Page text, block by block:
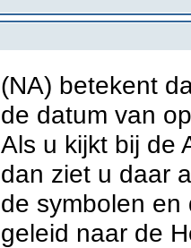
(NA) betekent
de datum van
Als u kijkt bij de
dan ziet u daar
de symbolen
geleid naar de